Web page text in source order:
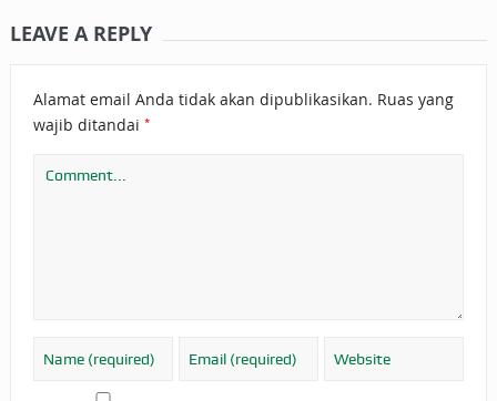
LEAVE A REPLY
Alamat email Anda tidak akan dipublikasikan. Ruas yang
wajib ditandai *